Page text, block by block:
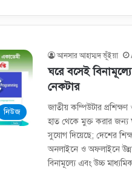
নিউজ
আনসার আহাম্মদ ভূঁইয়া
ঘরে বসেই
নেকটার
জাতীয় কম্পিউটার
হাত থেকে মুক্ত করার জন্য
সুযোগ দিয়েছে; দেশের
অনলাইনে ও অফলাইনে
বিনামূল্যে এবং উচ্চ